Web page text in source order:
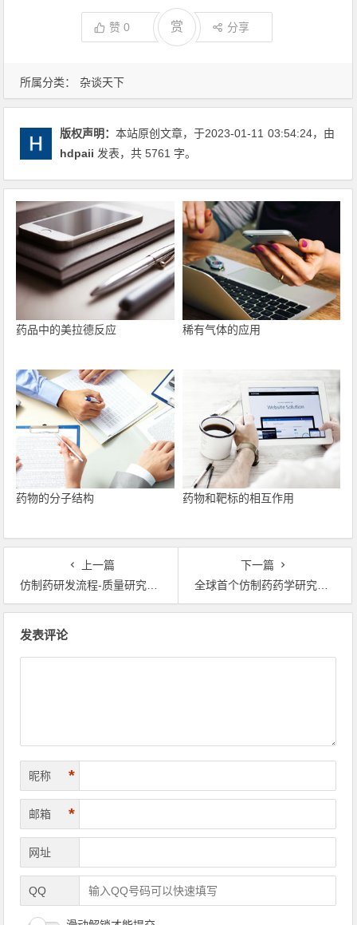
所属分类： 杂谈天下
赞0 赏 分享
版权声明：本站原创文章，于2023-01-11 03:54:24，由
hdpaii 发表，共 5761 字。
药品中的美拉德反应 稀有气体的应用
药物的分子结构 药物和靶标的相互作用
上一篇
仿制药研发流程-质量研究详细讲解
下一篇
全球首个仿制药药学研究技术指南诞生
发表评论
昵称 *
邮箱 *
网址
QQ